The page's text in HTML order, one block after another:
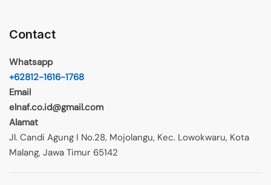
Contact
Whatsapp
+62812-1616-1768
Email
elnaf.co.id@gmail.com
Alamat
Jl. Candi Agung I No.28, Mojolangu, Kec. Lowokwaru, Kota
Malang, Jawa Timur 65142